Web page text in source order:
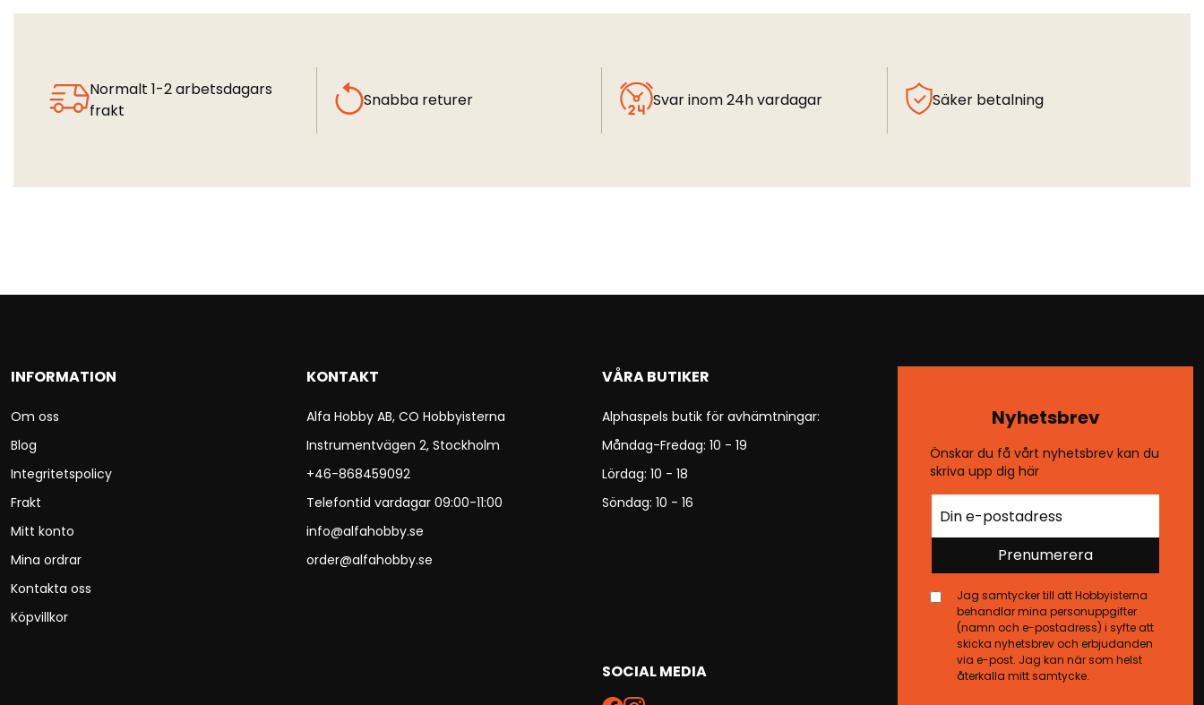
Normalt 1-2 arbetsdagars
frakt
Snabba returer Svar inom 24h vardagar Säker betalning
INFORMATION
Om oss
Blog
Integritetspolicy
Frakt
Mitt konto
Mina ordrar
Kontakta oss
Köpvillkor
KONTAKT
Alfa Hobby AB, CO Hobbyisterna
Instrumentvägen 2, Stockholm
+46-868459092
Telefontid vardagar 09:00-11:00
info@alfahobby.se
order@alfahobby.se
VÅRA BUTIKER
Alphaspels butik för avhämtningar:
Måndag-Fredag: 10 - 19
Lördag: 10 - 18
Söndag: 10 - 16
SOCIAL MEDIA
Nyhetsbrev
Önskar du få vårt nyhetsbrev kan du
skriva upp dig här
Prenumerera
Jag samtycker till att Hobbyisterna
behandlar mina personuppgifter
(namn och e-postadress) i syfte att
skicka nyhetsbrev och erbjudanden
via e-post. Jag kan när som helst
återkalla mitt samtycke.